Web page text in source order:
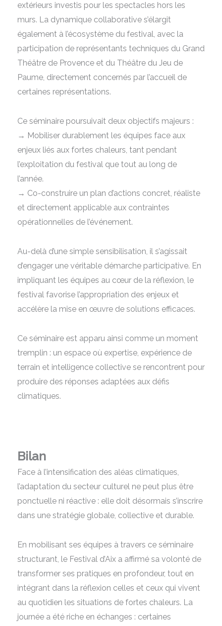
extérieurs investis pour les spectacles hors les
murs. La dynamique collaborative s’élargit
également à l’écosystème du festival, avec la
participation de représentants techniques du Grand
Théâtre de Provence et du Théâtre du Jeu de
Paume, directement concernés par l’accueil de
certaines représentations.
Ce séminaire poursuivait deux objectifs majeurs :
→ Mobiliser durablement les équipes face aux
enjeux liés aux fortes chaleurs, tant pendant
l’exploitation du festival que tout au long de
l’année.
→ Co-construire un plan d’actions concret, réaliste
et directement applicable aux contraintes
opérationnelles de l’événement.
Au-delà d’une simple sensibilisation, il s’agissait
d’engager une véritable démarche participative. En
impliquant les équipes au cœur de la réflexion, le
festival favorise l’appropriation des enjeux et
accélère la mise en œuvre de solutions efficaces.
Ce séminaire est apparu ainsi comme un moment
tremplin : un espace où expertise, expérience de
terrain et intelligence collective se rencontrent pour
produire des réponses adaptées aux défis
climatiques.
Bilan
Face à l’intensification des aléas climatiques,
l’adaptation du secteur culturel ne peut plus être
ponctuelle ni réactive : elle doit désormais s’inscrire
dans une stratégie globale, collective et durable.
En mobilisant ses équipes à travers ce séminaire
structurant, le Festival d’Aix a affirmé sa volonté de
transformer ses pratiques en profondeur, tout en
intégrant dans la réflexion celles et ceux qui vivent
au quotidien les situations de fortes chaleurs. La
journée a été riche en échanges : certaines